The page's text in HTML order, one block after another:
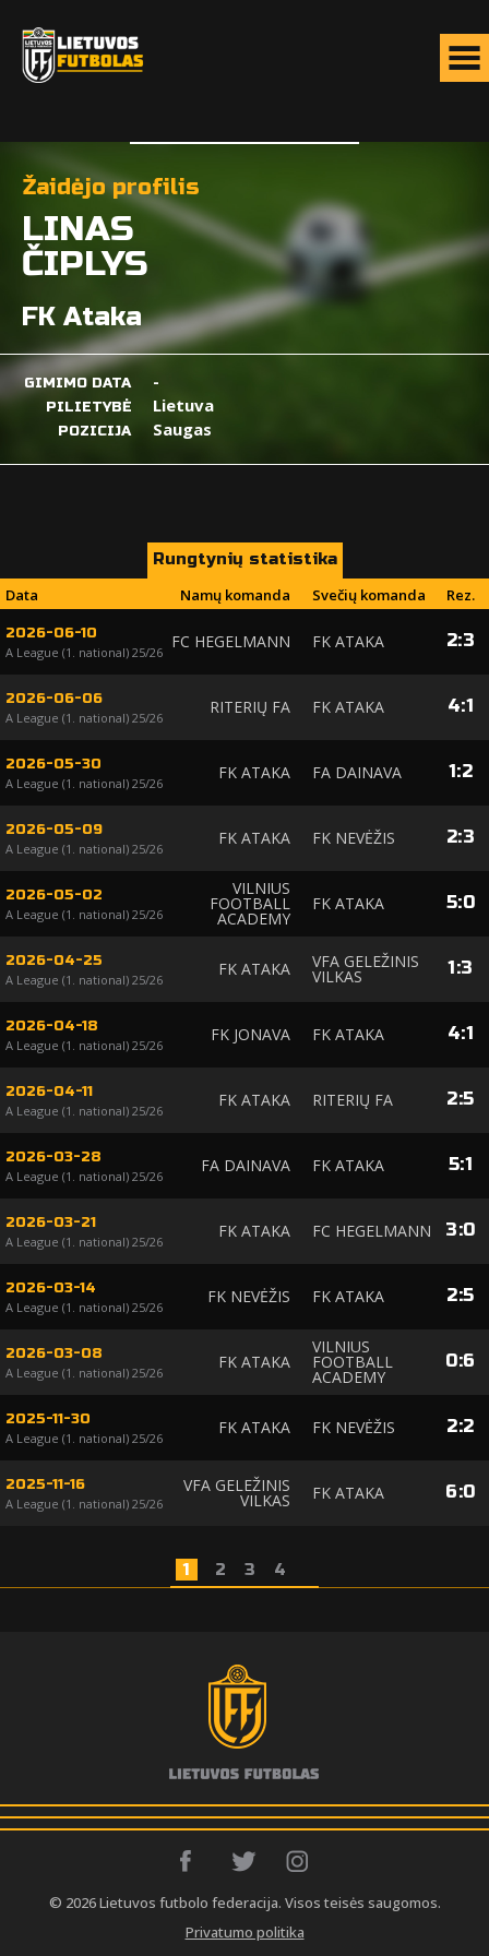
Žaidėjo profilis
LINAS
ČIPLYS
FK Ataka
GIMIMO DATA -
PILIETYBĖ Lietuva
POZICIJA Saugas
Rungtynių statistika
Data
Namų komanda Svečių komanda Rez.
2026-06-10
A League (1. national) 25/26
FC HEGELMANN FK ATAKA 2:3
2026-06-06
A League (1. national) 25/26
RITERIŲ FA FK ATAKA 4:1
2026-05-30
A League (1. national) 25/26
FK ATAKA FA DAINAVA 1:2
2026-05-09
A League (1. national) 25/26
FK ATAKA FK NEVĖŽIS 2:3
2026-05-02
A League (1. national) 25/26
VILNIUS
FOOTBALL
ACADEMY
FK ATAKA 5:0
2026-04-25
A League (1. national) 25/26
FK ATAKA VFA GELEŽINIS
VILKAS 1:3
2026-04-18
A League (1. national) 25/26
FK JONAVA FK ATAKA 4:1
2026-04-11
A League (1. national) 25/26
FK ATAKA RITERIŲ FA 2:5
2026-03-28
A League (1. national) 25/26
FA DAINAVA FK ATAKA 5:1
2026-03-21
A League (1. national) 25/26
FK ATAKA FC HEGELMANN 3:0
2026-03-14
A League (1. national) 25/26
FK NEVĖŽIS FK ATAKA 2:5
2026-03-08
A League (1. national) 25/26
FK ATAKA
VILNIUS
FOOTBALL
ACADEMY
0:6
2025-11-30
A League (1. national) 25/26
FK ATAKA FK NEVĖŽIS 2:2
2025-11-16
A League (1. national) 25/26
VFA GELEŽINIS
VILKAS FK ATAKA 6:0
1 2 3 4
© 2026 Lietuvos futbolo federacija. Visos teisės saugomos.
Privatumo politika